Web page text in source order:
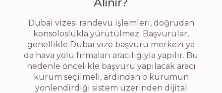
Dubai vizesi randevu işlemleri, doğrudan
konsoloslukla yürütülmez. Başvurular,
genellikle Dubai vize başvuru merkezi ya
da hava yolu firmaları aracılığıyla yapılır. Bu
nedenle öncelikle başvuru yapılacak aracı
kurum seçilmeli, ardından o kurumun
yönlendirdiği sistem üzerinden dijital